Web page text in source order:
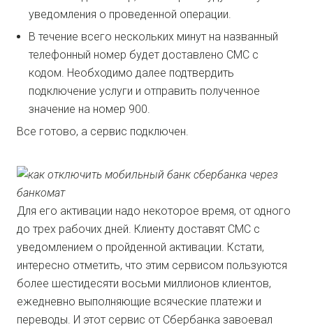
уведомления о проведенной операции.
В течение всего нескольких минут на названный
телефонный номер будет доставлено СМС с
кодом. Необходимо далее подтвердить
подключение услуги и отправить полученное
значение на номер 900.
Все готово, а сервис подключен.
Для его активации надо некоторое время, от одного
до трех рабочих дней. Клиенту доставят СМС с
уведомлением о пройденной активации. Кстати,
интересно отметить, что этим сервисом пользуются
более шестидесяти восьми миллионов ​клиентов,
ежедневно выполняющие всяческие платежи и
переводы. И этот сервис от Сбербанка завоевал